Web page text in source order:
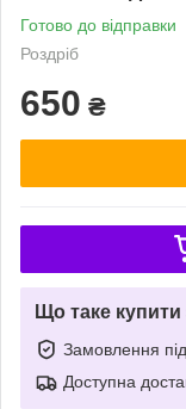
Готово до відправки
Роздріб
650 ₴
Що таке
Замовлення
Доступна